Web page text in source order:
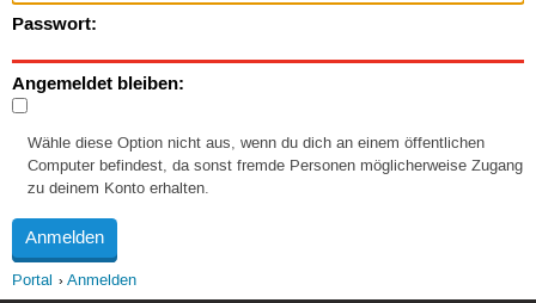
Passwort:
Angemeldet bleiben:
Wähle diese Option nicht aus, wenn du dich an einem öffentlichen
Computer befindest, da sonst fremde Personen möglicherweise Zugang
zu deinem Konto erhalten.
Portal Anmelden